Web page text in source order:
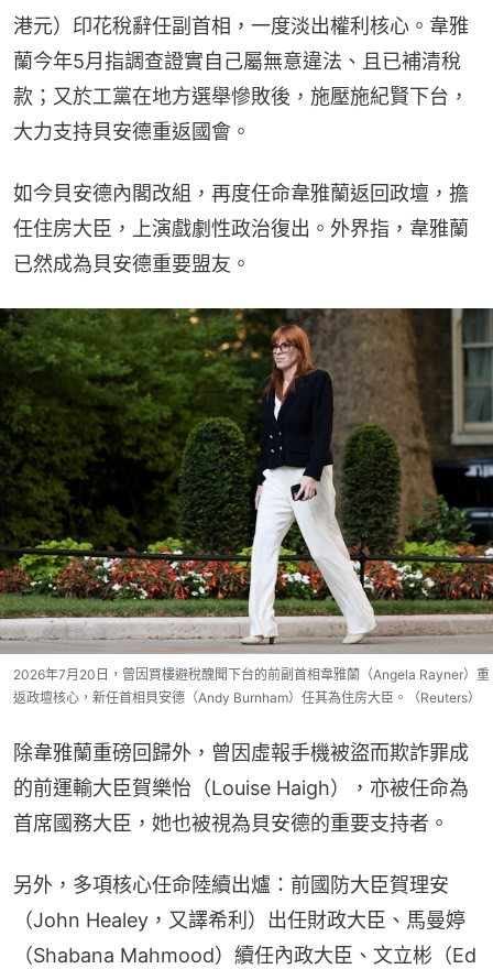
港元）印花稅辭任副首相，一度淡出權利核心。韋雅
蘭今年5月指調查證實自己屬無意違法、且已補清稅
款；又於工黨在地方選舉慘敗後，施壓施紀賢下台，
大力支持貝安德重返國會。
如今貝安德內閣改組，再度任命韋雅蘭返回政壇，擔
任住房大臣，上演戲劇性政治復出。外界指，韋雅蘭
已然成為貝安德重要盟友。
2026年7月20日，曾因買樓避稅醜聞下台的前副首相韋雅蘭（Angela Rayner）重
返政壇核心，新任首相貝安德（Andy Burnham）任其為住房大臣。（Reuters）
除韋雅蘭重磅回歸外，曾因虛報手機被盜而欺詐罪成
的前運輸大臣賀樂怡（Louise Haigh），亦被任命為
首席國務大臣，她也被視為貝安德的重要支持者。
另外，多項核心任命陸續出爐：前國防大臣賀理安
（John Healey，又譯希利）出任財政大臣、馬曼婷
（Shabana Mahmood）續任內政大臣、文立彬（Ed